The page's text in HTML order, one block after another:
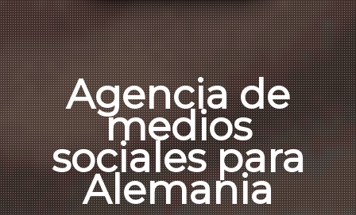
Agencia de
medios
sociales para
Alemania